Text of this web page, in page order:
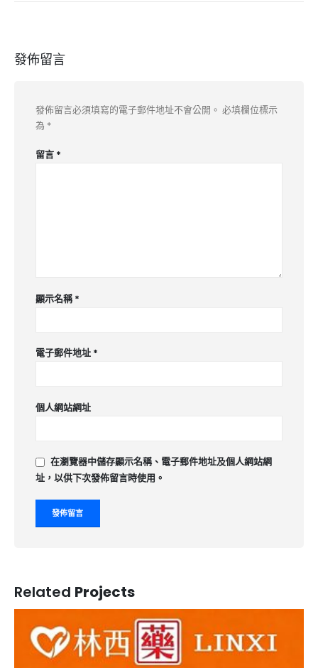
發佈留言
發佈留言必須填寫的電子郵件地址不會公開。 必填欄位標示
為 *
留言 *
顯示名稱*
電子郵件地址 *
個人網站網址
在瀏覽器中儲存顯示名稱、電子郵件地址及個人網站網
址，以供下次發佈留言時使用。
Related Projects